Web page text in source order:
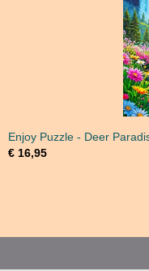
Enjoy Puzzle - Deer
€ 16,95